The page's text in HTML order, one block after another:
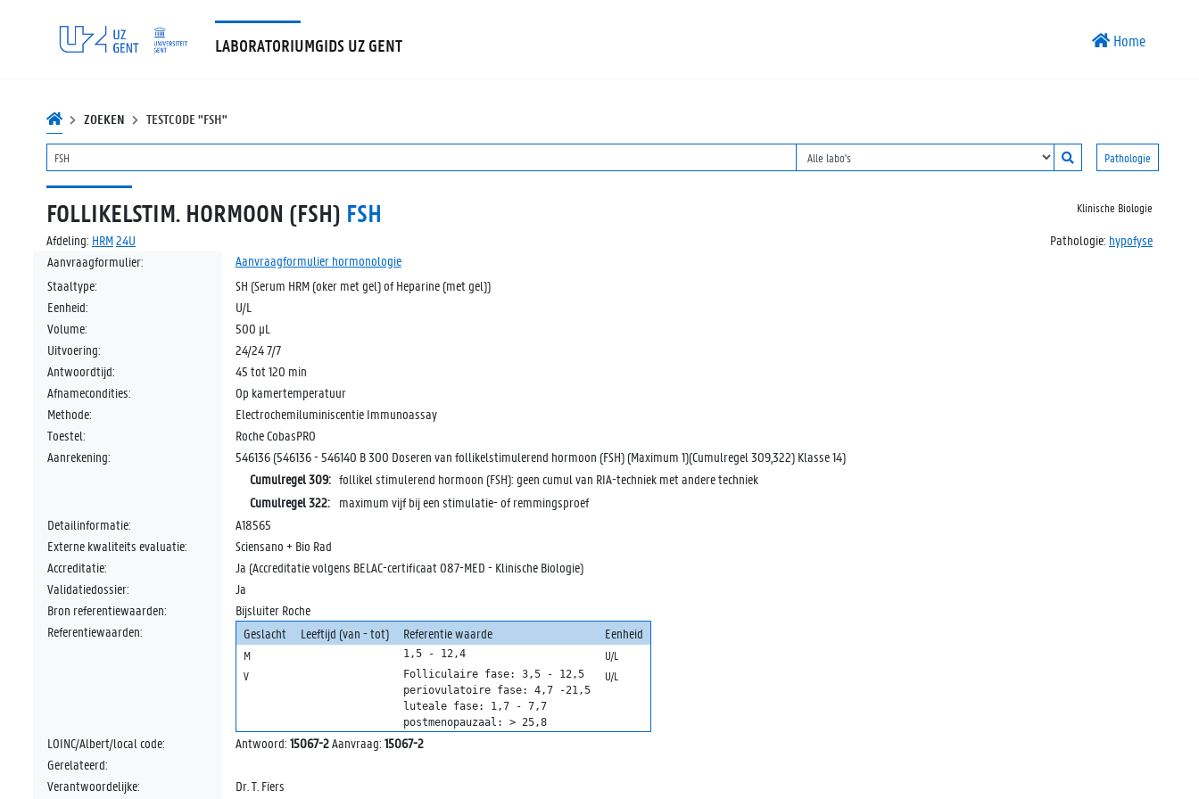
LABORATORIUMGIDS UZ GENT Home
ZOEKEN TESTCODE "FSH"
Pathologie
FOLLIKELSTIM. HORMOON (FSH) FSH Klinische Biologie
Afdeling: HRM24U Pathologie: hypofyse
Aanvraagformulier:
Aanvraagformulier hormonologie
Staaltype:
SH (Serum HRM (oker met gel) of Heparine (met gel))
Eenheid:
U/L
Volume:
500 µL
Uitvoering:
24/24 7/7
Antwoordtijd:
45 tot 120 min
Afnamecondities:
Op kamertemperatuur
Methode:
Electrochemiluminiscentie Immunoassay
Toestel:
Roche CobasPRO
Aanrekening:
546136 (546136 - 546140 B 300 Doseren van follikelstimulerend hormoon (FSH) (Maximum 1)(Cumulregel 309,322) Klasse 14)
Cumulregel 309: follikel stimulerend hormoon (FSH): geen cumul van RIA-techniek met andere techniek
Cumulregel 322: maximum vijf bij een stimulatie- of remmingsproef
Detailinformatie:
A18565
Externe kwaliteits evaluatie:
Sciensano + Bio Rad
Accreditatie:
Ja (Accreditatie volgens BELAC-certificaat 087-MED - Klinische Biologie)
Validatiedossier:
Ja
Bron referentiewaarden:
Bijsluiter Roche
Referentiewaarden:
Geslacht Leeftijd (van - tot) Referentie waarde Eenheid
M 1,5 - 12,4
U/L
V
Folliculaire fase: 3,5 - 12,5
periovulatoire fase: 4,7 -21,5
luteale fase: 1,7 - 7,7
postmenopauzaal: > 25,8
U/L
LOINC/Albert/local code: Antwoord: 15067-2Aanvraag: 15067-2
Gerelateerd:
Verantwoordelijke:
Dr. T. Fiers